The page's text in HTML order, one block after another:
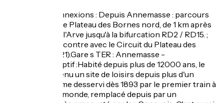
Repères et connexions : Depuis Annemasse : parcours
commun avec le Plateau des Bornes nord, de 1 km après
la traversée de l'Arve jusqu'à la bifurcation RD2 / RD15. ;
Cruseilles (rencontre avec le Circuit du Plateau des
Bornes sud n°21).Gare s TER : Annemasse -
AnnecyDescriptif :Habité depuis plus de 12000 ans, le
Salève est devenu un site de loisirs depuis plus d'un
siècle. Il fut même desservi dès 1893 par le premier train à
crémaillère du monde, remplacé depuis par un